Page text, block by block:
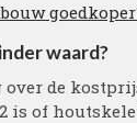
waard?
over de
is of